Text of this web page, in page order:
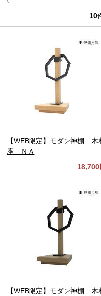
10
【WEB限定】モダン神棚 木
座 ＮＡ
18,700
【WEB限定】モダン神棚 木